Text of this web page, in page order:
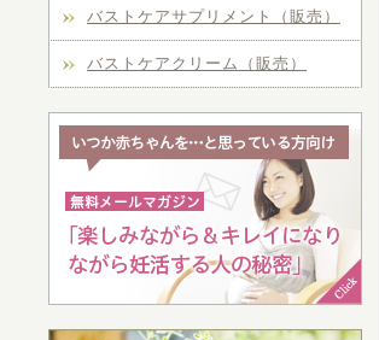
バストケアサプリメント（販売）
バストケアクリーム（販売）